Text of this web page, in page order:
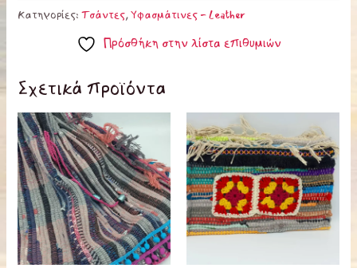
Κατηγορίες:Τσάντες,Υφασμάτινες - Leather
Πρόσθήκη στην λίστα επιθυμιών
Σχετικά προϊόντα